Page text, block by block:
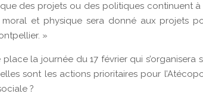
des projets ou des politiques continuent
et physique sera donné aux projets
»
la journée du 17 février qui s’organisera
sont les actions prioritaires pour
?